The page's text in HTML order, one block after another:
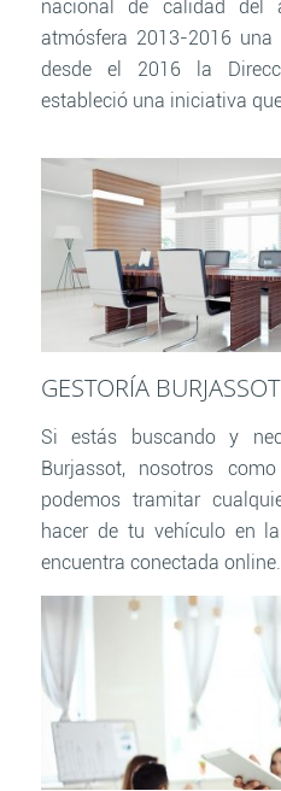
nacional de calidad del
atmósfera 2013-2016
desde el 2016 la
estableció una iniciativa
GESTORÍA BURJASSOT
Si estás buscando y
Burjassot, nosotros
podemos tramitar
hacer de tu vehículo en
encuentra conectada online.